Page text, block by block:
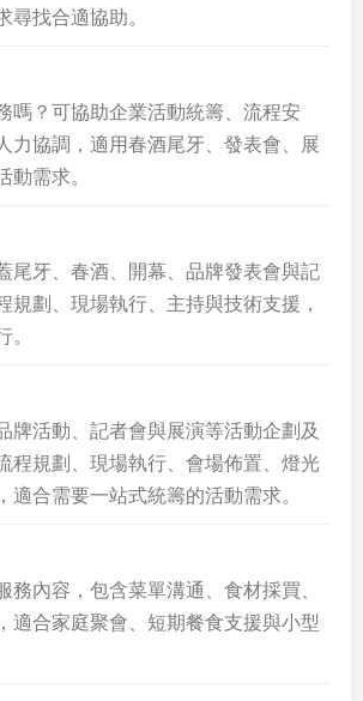
尋找合適協助。
嗎？可協助企業活動統籌、流程安
力協調，適用春酒尾牙、發表會、展
動需求。
尾牙、春酒、開幕、品牌發表會與記
規劃、現場執行、主持與技術支援，
。
牌活動、記者會與展演等活動企劃及
程規劃、現場執行、會場佈置、燈光
適合需要一站式統籌的活動需求。
務內容，包含菜單溝通、食材採買、
適合家庭聚會、短期餐食支援與小型